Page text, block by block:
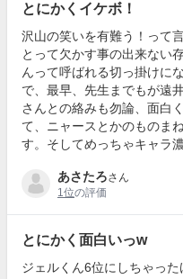
とにかくイケボ！
沢山の笑いを有難う！って
とって欠かす事の出来ない
んって呼ばれる切っ掛けに
で、最早、先生までもが遠
さんとの絡みも勿論、面白
て、ニャースとかのものま
す。そしてめっちゃキャラ
あさたろさん
1位の評価
とにかく面白いっ‪w
ジェルくん6位にしちゃっ